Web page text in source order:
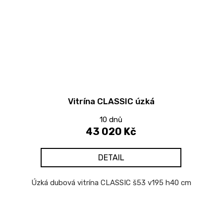
Vitrína CLASSIC úzká
10 dnů
43 020 Kč
DETAIL
Úzká dubová vitrína CLASSIC š53 v195 h40 cm